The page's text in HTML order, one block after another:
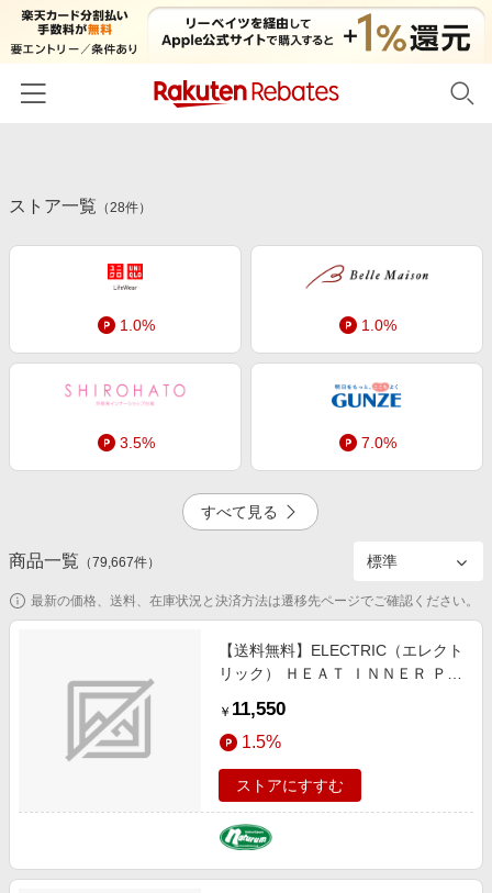
カテゴリー一覧
百貨店・総合ECモール
ファッション・インナー・小物
食品・スイーツ・お酒
日用品・キッチン用品
コスメ・健康・医薬品
キッズ・ベビー用品
家電・PC・スマホ・カメラ
ペット・花・DIY・車
生活・お役立ち
金融・マネー・保険
デジタルコンテンツ
初回購入者限定特典
新着ストアのご紹介
電子書籍特集
旅行特集
わくわく夏特集
とことん買い物チャレンジ
Apple公式サイト×楽天カード分割払い
Qoo10メガポ
Samsung ボーナスキャンペーン
友達紹介
楽天IDでログイン/会員登録
ストア一覧 （28件）
1.0% 1.0%
3.5% 7.0%
4.5% 2.0%
5.0% 3.5%
すべて見る
商品一覧 （79,667件）
最新の価格、送料、在庫状況と決済方法は遷移先ページでご確認ください。
【送料無料】ELECTRIC（エレクト
リック） ＨＥＡＴ ＩＮＮＥＲ ＰＡ
￥ 11,550
1.5%
ストアにすすむ